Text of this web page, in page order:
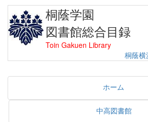
桐蔭学園
図書館総合目録
Toin Gakuen Library
桐蔭
ホーム
中高図書館